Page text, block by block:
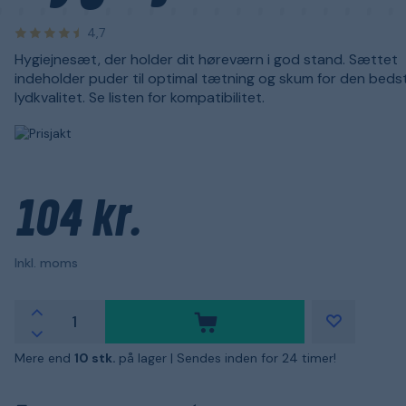
4,7
Hygiejnesæt, der holder dit høreværn i god stand. Sættet
indeholder puder til optimal tætning og skum for den
lydkvalitet. Se listen for kompatibilitet.
104 kr.
Inkl. moms
Mere end 10 stk. på lager | Sendes inden for 24 timer!